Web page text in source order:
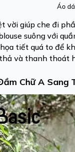
Áo
vời giúp che đi
suông với
tiết quá to để
và thanh thoát
Chữ A Sang